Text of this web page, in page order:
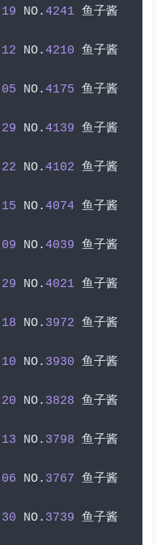
19 NO.4241 鱼子酱
12 NO.4210 鱼子酱
05 NO.4175 鱼子酱
29 NO.4139 鱼子酱
22 NO.4102 鱼子酱
15 NO.4074 鱼子酱
09 NO.4039 鱼子酱
29 NO.4021 鱼子酱
18 NO. 3972 鱼子酱
10 NO. 3930 鱼子酱
20 NO. 3828 鱼子酱
13 NO. 3798 鱼子酱
06 NO. 3767 鱼子酱
30 NO. 3739 鱼子酱